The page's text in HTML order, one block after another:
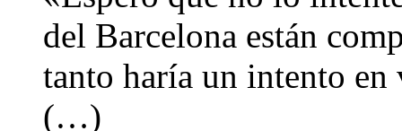
del Barcelona están
tanto haría un intento en
(…)